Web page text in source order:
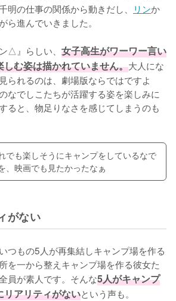
明の仕事の関係から動きだし、
リンか
ら進んでいきました。
△』らしい、 女子高生がワーワー言い
む姿は描かれていません。大人にな
られるのは、劇場版ならではですよ
なでしこたちが活躍する姿を楽しみに
ると、物足りなさを感じてしまうのも
でも楽しそうにキャンプをしているなで
、映画でも見たかったなぁ
がない
つもの5人が再集結しキャンプ場を作る
を一から整えキャンプ場を作る彼女た
員が素人です。そんな5人がキャンプ
リアリティがないという声も。